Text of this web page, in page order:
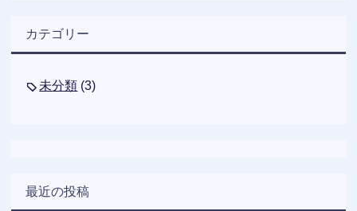
カテゴリー
未分類 (3)
最近の投稿